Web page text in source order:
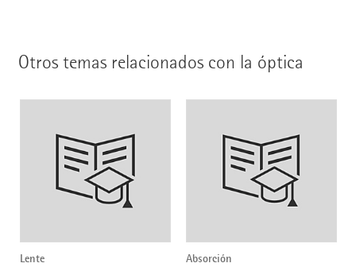
Otros temas relacionados con la óptica
Lente Absorción